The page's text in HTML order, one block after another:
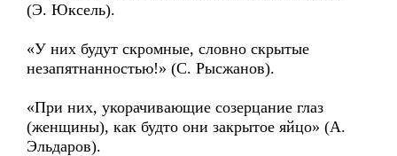
(Э. Юксель).
«У них будут скромные, словно скрытые
незапятнанностью!» (С. Рысжанов).
«При них, укорачивающие созерцание глаз
(женщины), как будто они закрытое яйцо» (А.
Эльдаров).